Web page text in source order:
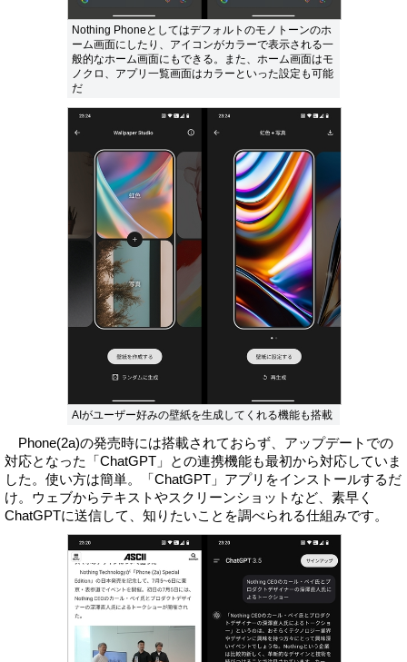
Nothing Phoneとしてはデフォルトのモノトーンのホ
ーム画面にしたり、アイコンがカラーで表示される一
般的なホーム画面にもできる。また、ホーム画面はモ
ノクロ、アプリ一覧画面はカラーといった設定も可能
だ
AIがユーザー好みの壁紙を生成してくれる機能も搭載
Phone(2a)の発売時には搭載されておらず、アップデートでの
対応となった「ChatGPT」との連携機能も最初から対応していま
した。使い方は簡単。「ChatGPT」アプリをインストールするだ
け。ウェブからテキストやスクリーンショットなど、素早く
ChatGPTに送信して、知りたいことを調べられる仕組みです。